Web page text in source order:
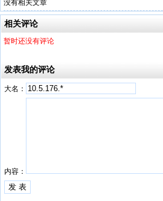
没有相关文章
相关评论
暂时还没有评论
发表我的评论
大名：
内容：